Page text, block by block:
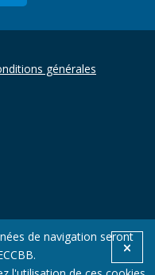
générales
de navigation seront